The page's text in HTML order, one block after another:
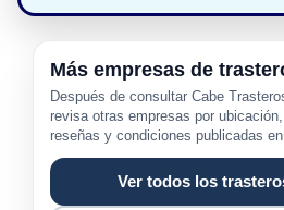
Más empresas de
Después de consultar Cabe
revisa otras empresas por
reseñas y condiciones publicadas
Ver todos los